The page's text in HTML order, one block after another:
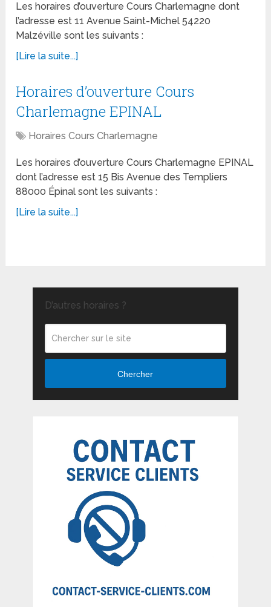
Les horaires d’ouverture Cours Charlemagne dont
l’adresse est 11 Avenue Saint-Michel 54220
Malzéville sont les suivants :
[Lire la suite...]
Horaires d’ouverture Cours
Charlemagne EPINAL
Horaires Cours Charlemagne
Les horaires d’ouverture Cours Charlemagne EPINAL
dont l’adresse est 15 Bis Avenue des Templiers
88000 Épinal sont les suivants :
[Lire la suite...]
D’autres horaires ?
Chercher